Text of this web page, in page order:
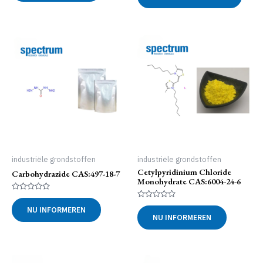
industriële grondstoffen
Carbohydrazide CAS:497-18-7
Gewaardeerd
0
uit
5
NU INFORMEREN
industriële grondstoffen
Cetylpyridinium Chloride
Monohydrate CAS:6004-24-6
Gewaardeerd
0
uit
5
NU INFORMEREN